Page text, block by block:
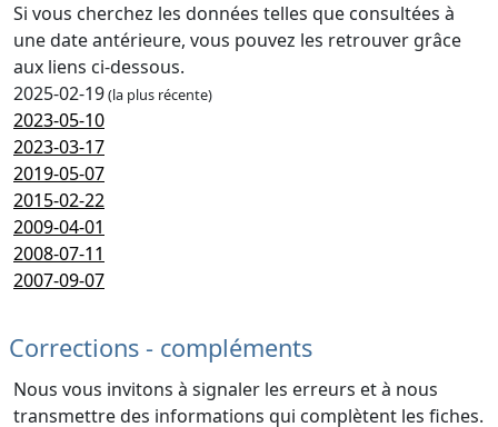
Si vous cherchez les données telles que consultées à
une date antérieure, vous pouvez les retrouver grâce
aux liens ci-dessous.
2025-02-19(la plus récente)
2023-05-10
2023-03-17
2019-05-07
2015-02-22
2009-04-01
2008-07-11
2007-09-07
Corrections - compléments
Nous vous invitons à signaler les erreurs et à nous
transmettre des informations qui complètent les fiches.